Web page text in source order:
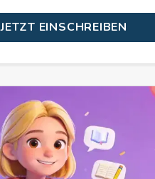
JETZT EINSCHREIBEN